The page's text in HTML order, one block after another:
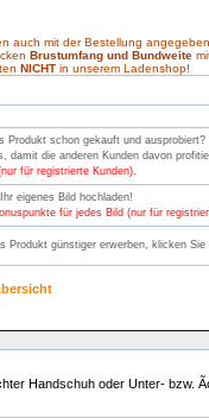
auch mit der Bestellung
Brustumfang und Bundweite
NICHTin unserem Ladenshop!
Produkt schon gekauft und
damit die anderen Kunden davon
für registrierte Kunden).
eigenes Bild hochladen!
für jedes Bild (nur für
Produkt günstiger erwerben, klicken Sie
Handschuh oder Unter- bzw.